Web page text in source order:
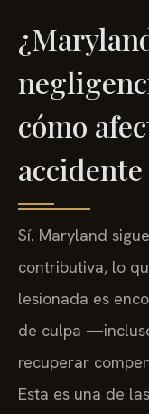
cómo
Sí. Maryland
contributiva, lo
lesionada es
de culpa
recuperar
Esta es una de